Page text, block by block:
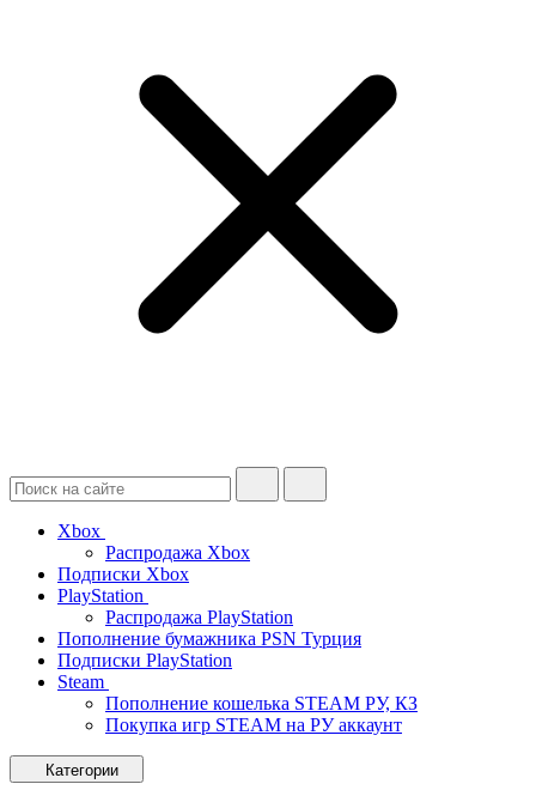
Xbox
Распродажа Xbox
Подписки Xbox
PlayStation
Распродажа PlayStation
Пополнение бумажника PSN Турция
Подписки PlayStation
Steam
Пополнение кошелька STEAM РУ, КЗ
Покупка игр STEAM на РУ аккаунт
Категории